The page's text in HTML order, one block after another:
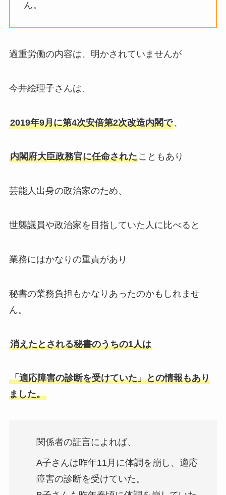
ん。
過重労働の内容は、明かされていませんが
今井絵理子さんは、
2019年9月に第4次安倍第2次改造内閣で、
内閣府大臣政務官に任命されたこともあり
芸能人出身の政治家のため、
世襲議員や政治家を目指していた人に比べると
業務にはかなりの重責があり
秘書の業務負担もかなりあったのかもしれませ
ん。
消えたとされる秘書のうちの1人は
「適応障害の診断を受けていた」との情報もあり
ました。
関係者の証言によれば、
A子さんは昨年11月に体調を崩し、適応
障害の診断を受けていた。